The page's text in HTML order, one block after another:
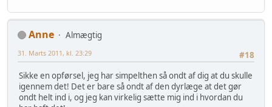
Anne
Almægtig
#18
31. Marts 2011, kl. 23:29
Sikke en opførsel, jeg har simpelthen så ondt af dig at du skulle
igennem det! Det er bare så ondt af den dyrlæge at det gør
ondt helt ind i, og jeg kan virkelig sætte mig ind i hvordan du